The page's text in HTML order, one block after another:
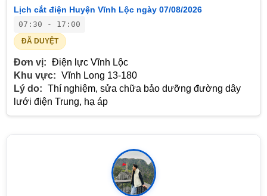
Lịch cắt điện Huyện Vĩnh Lộc ngày 07/08/2026
07:30 - 17:00
ĐÃ DUYỆT
Đơn vị: Điện lực Vĩnh Lộc
Khu vực: Vĩnh Long 13-180
Lý do: Thí nghiệm, sửa chữa bảo dưỡng đường dây
lưới điện Trung, hạ áp